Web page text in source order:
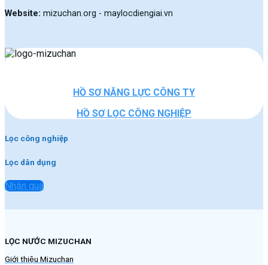
Website: mizuchan.org - maylocdiengiai.vn
HỒ SƠ NĂNG LỰC CÔNG TY
HỒ SƠ LỌC CÔNG NGHIỆP
Lọc công nghiệp
Lọc dân dụng
Nhận quà
LỌC NƯỚC MIZUCHAN
Giới thiệu Mizuchan